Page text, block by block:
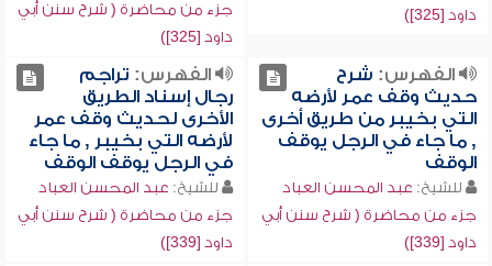
داود [325])
جزء من محاضرة ( شرح سنن أبي
داود [325])
الفهرس: شرح
حديث وقف عمر لأرضه
التي بخيبر من طريق أخرى
, ما جاء في الرجل يوقف
الوقف
للشيخ: عبد المحسن العباد
جزء من محاضرة ( شرح سنن أبي
داود [339])
الفهرس: تراجم
رجال إسناد الطريق
الأخرى لحديث وقف عمر
لأرضه التي بخيبر , ما جاء
في الرجل يوقف الوقف
للشيخ: عبد المحسن العباد
جزء من محاضرة ( شرح سنن أبي
داود [339])